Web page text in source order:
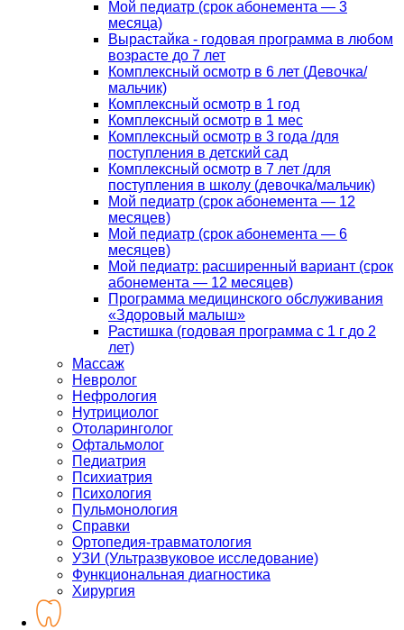
Мой педиатр (срок абонемента — 3
месяца)
Вырастайка - годовая программа в любом
возрасте до 7 лет
Комплексный осмотр в 6 лет (Девочка/
мальчик)
Комплексный осмотр в 1 год
Комплексный осмотр в 1 мес
Комплексный осмотр в 3 года /для
поступления в детский сад
Комплексный осмотр в 7 лет /для
поступления в школу (девочка/мальчик)
Мой педиатр (срок абонемента — 12
месяцев)
Мой педиатр (срок абонемента — 6
месяцев)
Мой педиатр: расширенный вариант (срок
абонемента — 12 месяцев)
Программа медицинского обслуживания
«Здоровый малыш»
Растишка (годовая программа с 1 г до 2
лет)
Массаж
Невролог
Нефрология
Нутрициолог
Отоларинголог
Офтальмолог
Педиатрия
Психиатрия
Психология
Пульмонология
Справки
Ортопедия-травматология
УЗИ (Ультразвуковое исследование)
Функциональная диагностика
Хирургия